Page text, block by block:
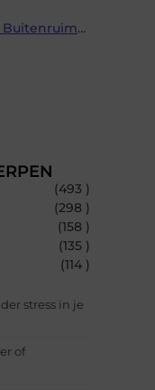
Een Elegante Touch voor je Buitenruimte
(493 )
(298 )
(158 )
(135 )
(114 )
stress in je
of